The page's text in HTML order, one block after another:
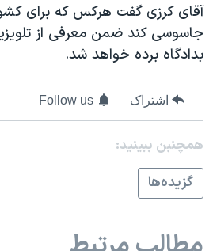
اسرائیل در جنگ
گالری عکس
ورزش زنان در ایران
اعتراضات زن، زندگی، آزادی
تریبونال مردمی آبان ۹۸
دادگاه حمید نوری
چهل سال گروگان‌گیری
قانون شفافیت دارائی کادر رهبری ایران
زبانهای مختلف
آقای کرزی گفت هرکس که برای
جاسوسی کند ضمن معرفی از
بدادگاه برده خواهد شد.
اشتراک Follow us
همچنبن ببینید:
گزيده‌ها